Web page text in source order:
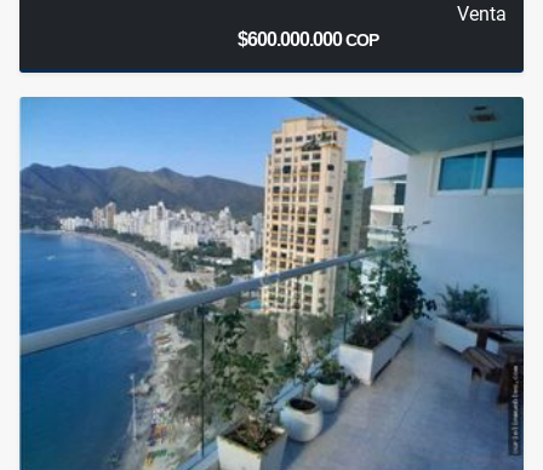
Venta
$600.000.000COP